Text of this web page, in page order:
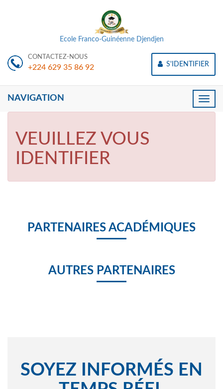
Ecole Franco-Guinéenne Djendjen
CONTACTEZ-NOUS
+224 629 35 86 92 S'IDENTIFIER
Toggle
NAVIGATION
VEUILLEZ VOUS
IDENTIFIER
PARTENAIRES ACADÉMIQUES
AUTRES PARTENAIRES
SOYEZ INFORMÉS EN